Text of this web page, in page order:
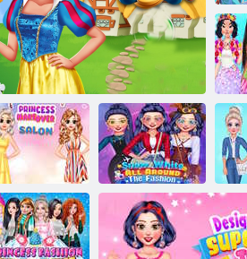
Princess Spring Cleaning
Salone di
trasformazione
della principessa
Biancaneve in
tutta la moda
La